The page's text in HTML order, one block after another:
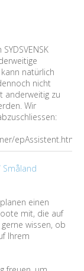
natürlich
nicht
anderweitig zu
Wir
Småland
einen
mit, die auf
wissen, ob
Ihrem